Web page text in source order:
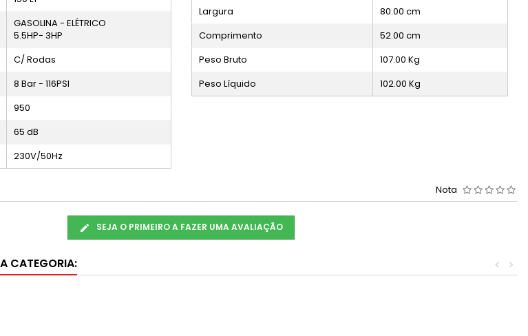
GASOLINA - ELÉTRICO
5.5HP- 3HP
C/ Rodas
8 Bar - 116PSI
950
65 dB
230V/50Hz
Largura
80.00 cm
Comprimento
52.00 cm
Peso Bruto
107.00 Kg
Peso Líquido
102.00 Kg
Nota
SEJA O PRIMEIRO A FAZER UMA AVALIAÇÃO
CATEGORIA: >
<